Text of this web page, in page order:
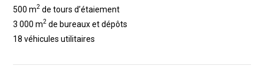
500 m2 de tours d’étaiement
3 000 m2 de bureaux et dépôts
18 véhicules utilitaires